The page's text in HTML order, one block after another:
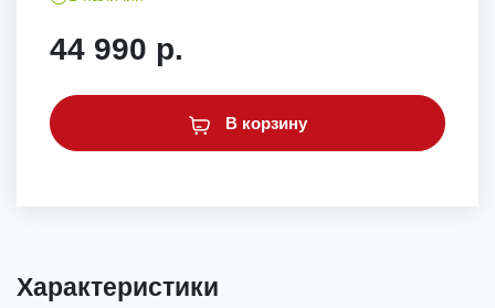
44 990 р.
В корзину
Характеристики